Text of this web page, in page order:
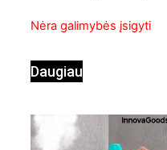
Nėra galimybės įsigyti
Daugiau